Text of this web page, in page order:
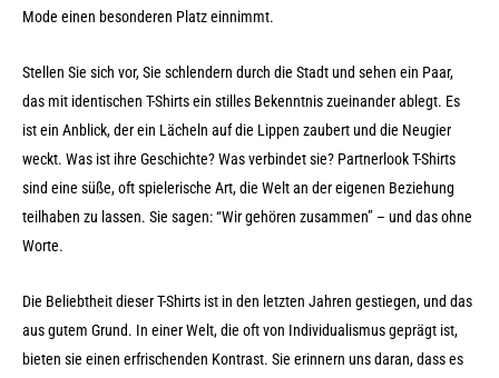
Mode einen besonderen Platz einnimmt.
Stellen Sie sich vor, Sie schlendern durch die Stadt und sehen ein Paar,
das mit identischen T-Shirts ein stilles Bekenntnis zueinander ablegt. Es
ist ein Anblick, der ein Lächeln auf die Lippen zaubert und die Neugier
weckt. Was ist ihre Geschichte? Was verbindet sie? Partnerlook T-Shirts
sind eine süße, oft spielerische Art, die Welt an der eigenen Beziehung
teilhaben zu lassen. Sie sagen: “Wir gehören zusammen” – und das ohne
Worte.
Die Beliebtheit dieser T-Shirts ist in den letzten Jahren gestiegen, und das
aus gutem Grund. In einer Welt, die oft von Individualismus geprägt ist,
bieten sie einen erfrischenden Kontrast. Sie erinnern uns daran, dass es